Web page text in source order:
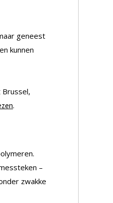
geneest
kunnen
.
–
zwakke